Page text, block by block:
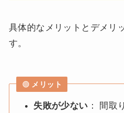
具体的なメリットとデメリ
す。
🟢 メリット
失敗が少ない ： 間取